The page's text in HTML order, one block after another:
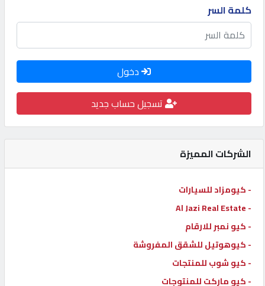
كيو
نمبر
كارز
كيو
ماركت
القطري
POWERED
QHOST
كلمة السر
دخول
تسجيل حساب جديد
الشركات المميزة
- كيومزاد للسيارات
- Al Jazi Real Estate
- كيو نمبر للارقام
- كيوهوتيل للشقق المفروشة
- كيو شوب للمنتجات
- كيو ماركت للمنتوجات